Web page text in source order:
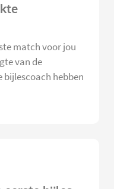
match voor jou
van de
hebben